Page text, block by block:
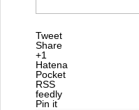
Tweet
Share
+1
Hatena
Pocket
RSS
feedly
Pin it